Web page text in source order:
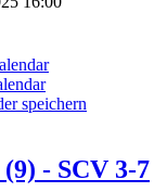
speichern
- SCV 3-7